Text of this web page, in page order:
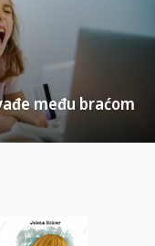
među braćom